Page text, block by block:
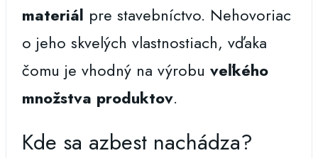
materiál pre stavebníctvo. Nehovoriac
o jeho skvelých vlastnostiach, vďaka
čomu je vhodný na výrobu veľkého
množstva produktov.
Kde sa azbest nachádza?